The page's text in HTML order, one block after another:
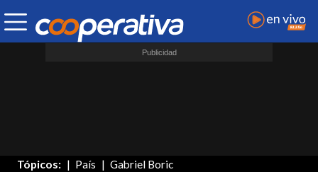
Tópicos: País Gabriel Boric